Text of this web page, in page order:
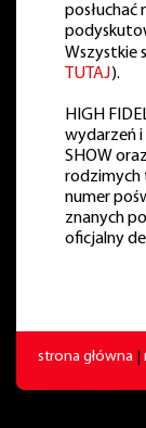
Wszystkie
TUTAJ).
HIGH
wydarzeń
SHOW
rodzimych
numer
znanych
oficjalny
strona główna